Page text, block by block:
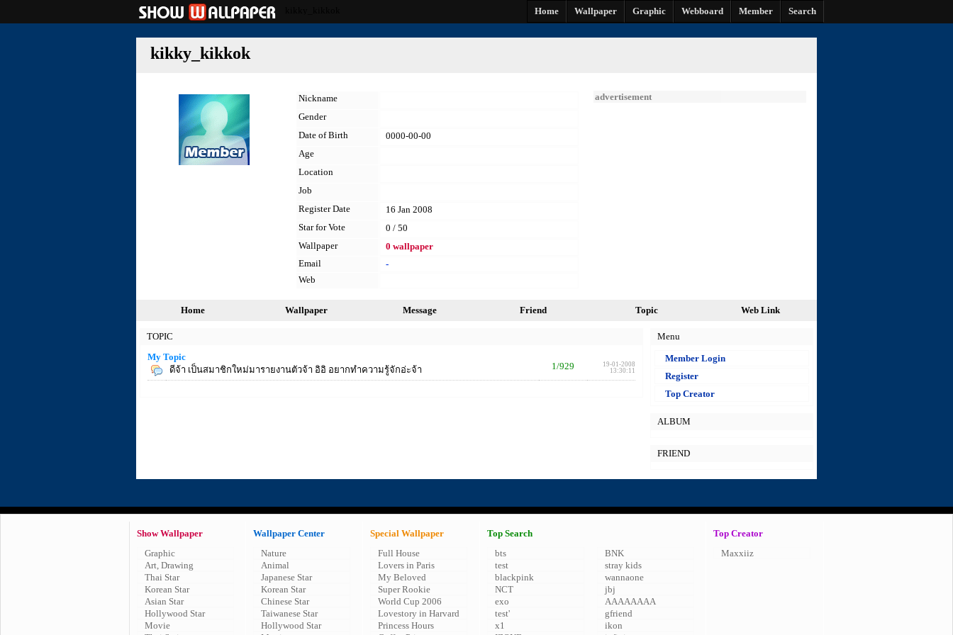
Home Wallpaper Graphic Webboard Member Search
kikky_kikkok
Nickname
Gender
Date of Birth
0000-00-00
Age
Location
Job
Register Date
16 Jan 2008
Star for Vote
0 / 50
Wallpaper
0 wallpaper
Email
-
Web
advertisement
Home Wallpaper Message Friend Topic Web Link
TOPIC
My Topic
ดีจ้า เป็นสมาชิกใหม่มารายงานตัวจ้า อิอิ อยากทำความรู้จักอ่ะจ้า
1/929
19-01-2008
13:30:11
Menu
Member Login
Register
Top Creator
ALBUM
FRIEND
Show Wallpaper
Graphic
Art, Drawing
Thai Star
Korean Star
Asian Star
Hollywood Star
Movie
Wallpaper Center
Nature
Animal
Japanese Star
Korean Star
Chinese Star
Taiwanese Star
Hollywood Star
Special Wallpaper
Full House
Lovers in Paris
My Beloved
Super Rookie
World Cup 2006
Lovestory in Harvard
Princess Hours
Top Search
bts
test
blackpink
NCT
exo
test'
x1
BNK
stray kids
wannaone
jbj
AAAAAAAA
gfriend
ikon
Top Creator
Maxxiiz